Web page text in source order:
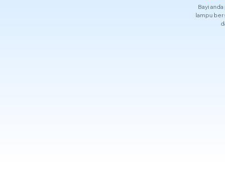
Bayi
lampu